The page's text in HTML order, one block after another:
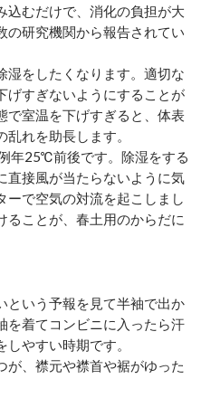
込むだけで、消化の負担が大
の研究機関から報告されてい
湿をしたくなります。適切な
げすぎないようにすることが
で室温を下げすぎると、体表
れを助長します。
年25℃前後です。除湿をする
直接風が当たらないように気
ーで空気の対流を起こしまし
ることが、春土用のからだに
という予報を見て半袖で出か
を着てコンビニに入ったら汗
やすい時期です。
が、襟元や襟首や裾がゆった